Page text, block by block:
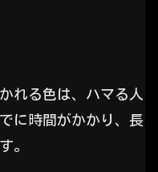
れる色は、ハマる人
に時間がかかり、長
。